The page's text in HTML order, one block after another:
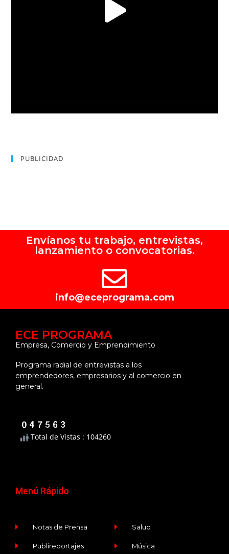
PUBLICIDAD
Envíanos tu trabajo, entrevistas,
lanzamiento o convocatorias.
info@eceprograma.com
ECE PROGRAMA
Empresa, Comercio y Emprendimiento
Programa radial de entrevistas a los
emprendedores, empresarios y al comercio en
general.
Total de Vistas : 104260
Menú Rápido
Notas de Prensa
Publireportajes
Salud
Música